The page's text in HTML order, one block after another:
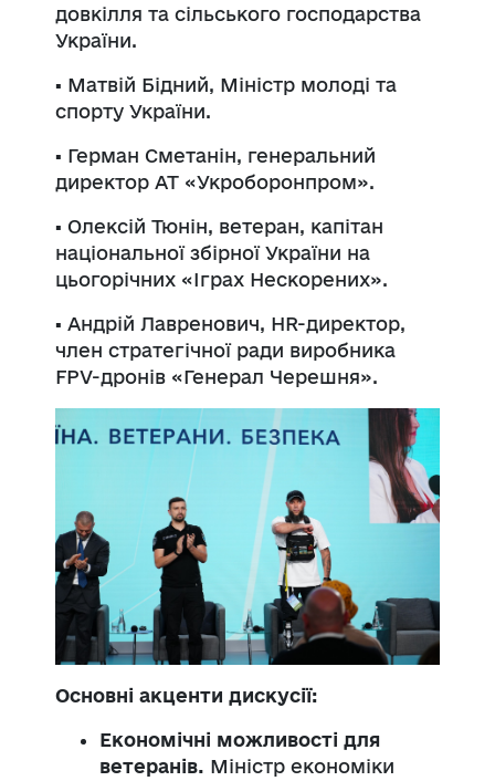
довкілля та сільського господарства
України.
▪️ Матвій Бідний, Міністр молоді та
спорту України.
▪️ Герман Сметанін, генеральний
директор АТ «Укроборонпром».
▪️ Олексій Тюнін, ветеран, капітан
національної збірної України на
цьогорічних «Іграх Нескорених».
▪️ Андрій Лавренович, HR-директор,
член стратегічної ради виробника
FPV-дронів «Генерал Черешня».
Основні акценти дискусії:
Економічні можливості для
ветеранів. Міністр економіки